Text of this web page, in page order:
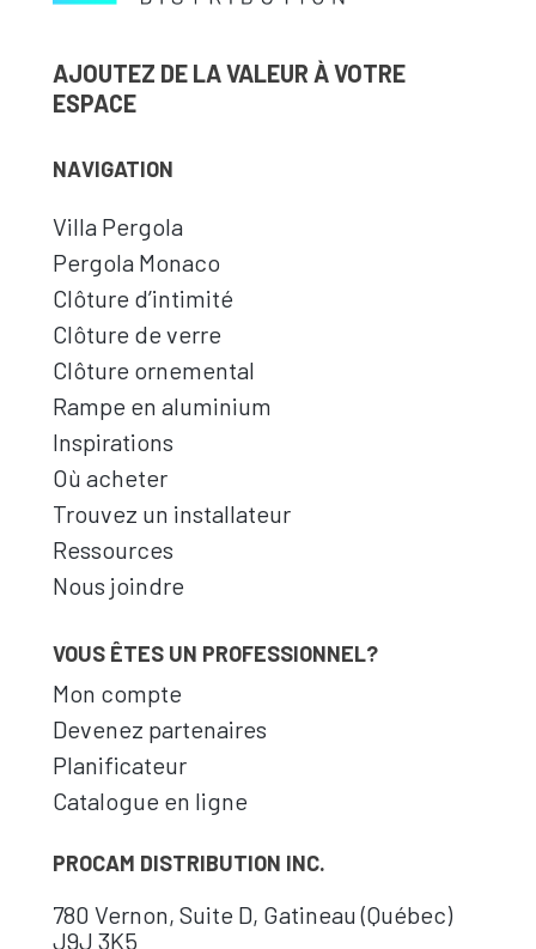
AJOUTEZ DE LA VALEUR À VOTRE
ESPACE
NAVIGATION
Villa Pergola
Pergola Monaco
Clôture d’intimité
Clôture de verre
Clôture ornemental
Rampe en aluminium
Inspirations
Où acheter
Trouvez un installateur
Ressources
Nous joindre
VOUS ÊTES UN PROFESSIONNEL?
Mon compte
Devenez partenaires
Planificateur
Catalogue en ligne
PROCAM DISTRIBUTION INC.
780 Vernon, Suite D, Gatineau (Québec)
J9J 3K5